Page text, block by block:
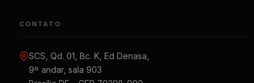
CONTATO
SCS, Qd. 01, Bc. K, Ed Denasa,
9º andar, sala 903